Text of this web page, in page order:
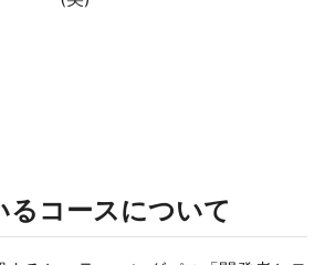
るコースについて